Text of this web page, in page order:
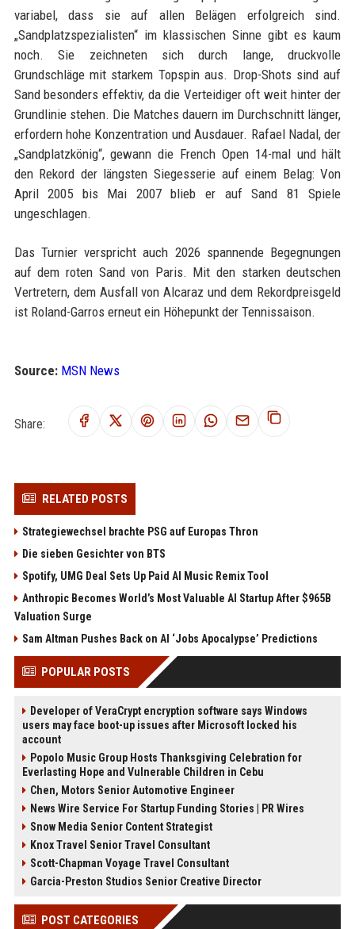
variabel, dass sie auf allen Belägen erfolgreich sind.
„Sandplatzspezialisten“ im klassischen Sinne gibt es kaum
noch. Sie zeichneten sich durch lange, druckvolle
Grundschläge mit starkem Topspin aus. Drop-Shots sind auf
Sand besonders effektiv, da die Verteidiger oft weit hinter der
Grundlinie stehen. Die Matches dauern im Durchschnitt länger,
erfordern hohe Konzentration und Ausdauer. Rafael Nadal, der
„Sandplatzkönig“, gewann die French Open 14-mal und hält
den Rekord der längsten Siegesserie auf einem Belag: Von
April 2005 bis Mai 2007 blieb er auf Sand 81 Spiele
ungeschlagen.
Das Turnier verspricht auch 2026 spannende Begegnungen
auf dem roten Sand von Paris. Mit den starken deutschen
Vertretern, dem Ausfall von Alcaraz und dem Rekordpreisgeld
ist Roland-Garros erneut ein Höhepunkt der Tennissaison.
Source: MSN News
Share:
RELATED POSTS
Strategiewechsel brachte PSG auf Europas Thron
Die sieben Gesichter von BTS
Spotify, UMG Deal Sets Up Paid AI Music Remix Tool
Anthropic Becomes World’s Most Valuable AI Startup After $965B
Valuation Surge
Sam Altman Pushes Back on AI ‘Jobs Apocalypse’ Predictions
POPULAR POSTS
Developer of VeraCrypt encryption software says Windows
users may face boot-up issues after Microsoft locked his
account
Popolo Music Group Hosts Thanksgiving Celebration for
Everlasting Hope and Vulnerable Children in Cebu
Chen, Motors Senior Automotive Engineer
News Wire Service For Startup Funding Stories | PR Wires
Snow Media Senior Content Strategist
Knox Travel Senior Travel Consultant
Scott-Chapman Voyage Travel Consultant
Garcia-Preston Studios Senior Creative Director
POST CATEGORIES